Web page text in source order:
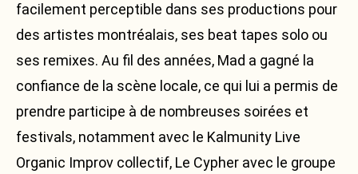
Facebook
Instagram
Soundcloud
En
facilement perceptible dans ses productions pour
des artistes montréalais, ses beat tapes solo ou
ses remixes. Au fil des années, Mad a gagné la
confiance de la scène locale, ce qui lui a permis de
prendre participe à de nombreuses soirées et
festivals, notamment avec le Kalmunity Live
Organic Improv collectif, Le Cypher avec le groupe